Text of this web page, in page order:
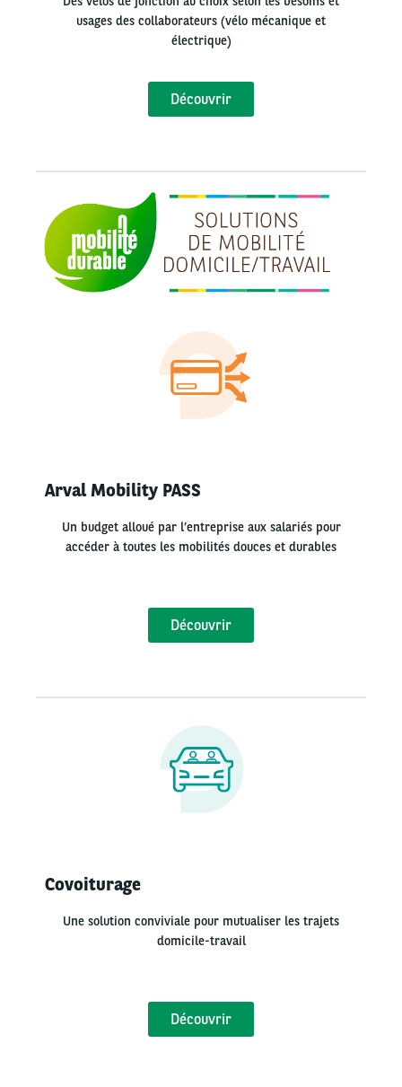
usages des collaborateurs (vélo mécanique et
électrique)
Découvrir
Arval Mobility PASS
Un budget alloué par l’entreprise aux salariés pour
accéder à toutes les mobilités douces et durables
Découvrir
Covoiturage
Une solution conviviale pour mutualiser les trajets
domicile-travail
Découvrir